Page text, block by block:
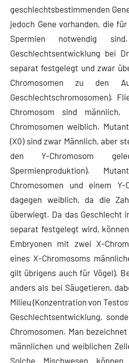
geschlechtsbestimmenden
jedoch Gene vorhanden, die
Spermien notwendig
Geschlechtsentwicklung bei
separat festgelegt und zwar
Chromosomen zu den
Geschlechtschromosomen).
Chromosom sind
Chromosomen weiblich.
(X0) sind zwar Männlich, aber
den Y-Chromosom
Spermienproduktion).
Chromosomen und einem Y-
dagegen weiblich, da die
überwiegt. Da das Geschlecht
separat festgelegt wird,
Embryonen mit zwei X-
eines X-Chromosoms
gilt übrigens auch für Vögel).
anders als bei Säugetieren,
Milieu (Konzentration von
Geschlechtsentwicklung,
Chromosomen. Man
männlichen und weiblichen
Solche Mischwesen